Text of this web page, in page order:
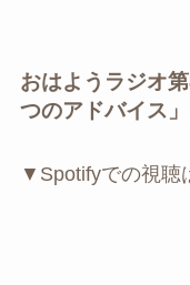
おはようラジオ
つのアドバイス」
▼Spotifyでの視聴